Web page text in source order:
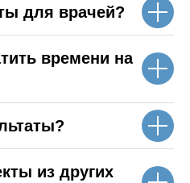
для врачей?
времени на
из других